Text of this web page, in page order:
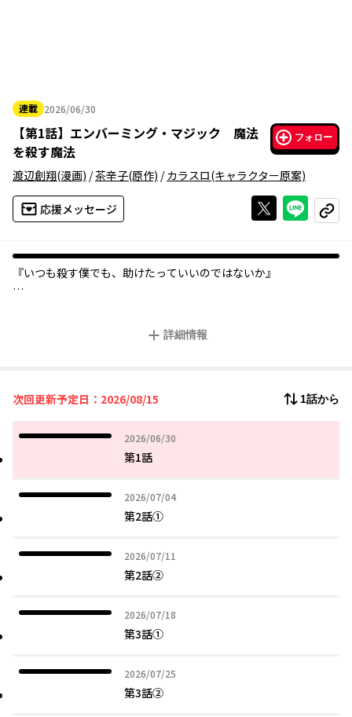
連載 2026/06/30
2026年06月30日
【第1話】 エンバーミング・マジック 魔法
を殺す魔法
フォロー
渡辺創翔(漫画) /茶辛子(原作) /カラスロ(キャラクター原案)
応援メッセージ Xで投稿する
ライン
コピー
『いつも殺す僕でも、助けたっていいのではないか』
その日、魔法使いの少年・斬桐シズキは禁忌を犯す。
MF文庫Jライトノベル新人賞第20回目≪最優秀賞≫受賞作！
詳細情報
次回更新予定日：2026/08/15 1話から
2026/06/30
2026年06月30日
第1話
2026/07/04
2026年07月04日
第2話①
2026/07/11
2026年07月11日
第2話②
2026/07/18
2026年07月18日
第3話①
2026/07/25
2026年07月25日
第3話②